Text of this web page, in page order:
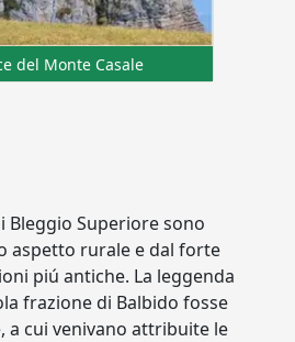
del Monte Casale
Bleggio Superiore sono
aspetto rurale e dal forte
piú antiche. La leggenda
frazione di Balbido fosse
a cui venivano attribuite le